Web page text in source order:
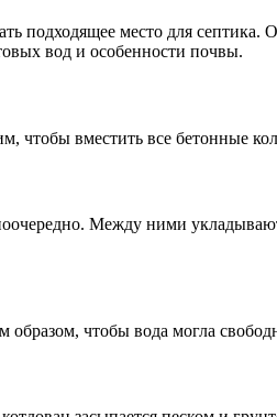
подходящее место для
вод и особенности почвы.
чтобы вместить все бетонные
Между ними
чтобы вода могла